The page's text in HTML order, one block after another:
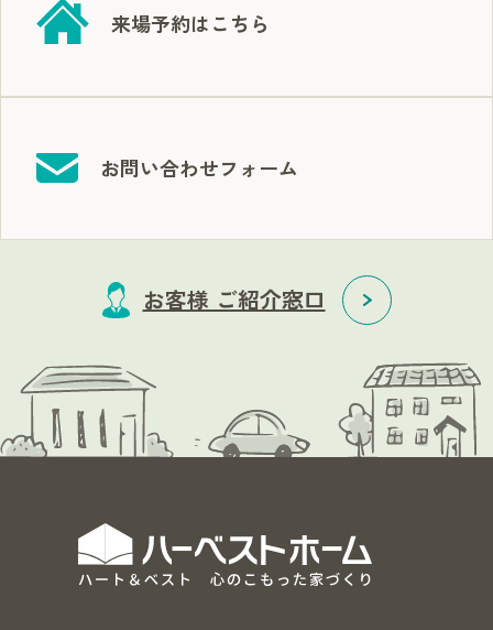
来場予約はこちら
お問い合わせフォーム
お客様 ご紹介窓口